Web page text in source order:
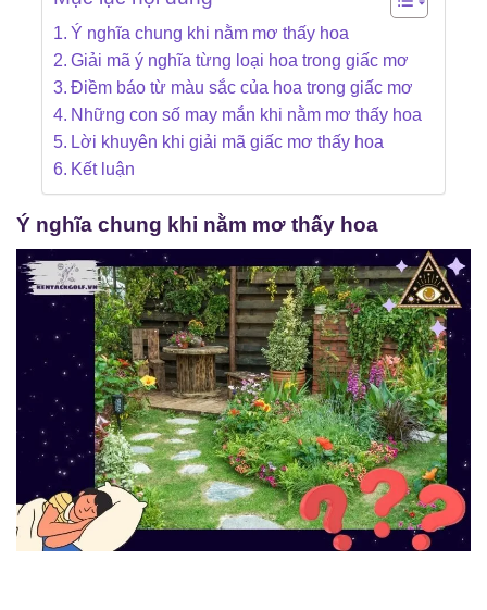
Ý nghĩa chung khi nằm mơ thấy hoa
Giải mã ý nghĩa từng loại hoa trong giấc mơ
Điềm báo từ màu sắc của hoa trong giấc mơ
Những con số may mắn khi nằm mơ thấy hoa
Lời khuyên khi giải mã giấc mơ thấy hoa
Kết luận
Ý nghĩa chung khi nằm mơ thấy hoa